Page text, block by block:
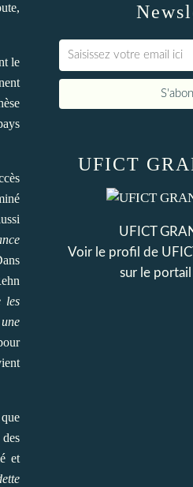
le
les
et
UFICT
UFICT
Voir le profil de
sur le